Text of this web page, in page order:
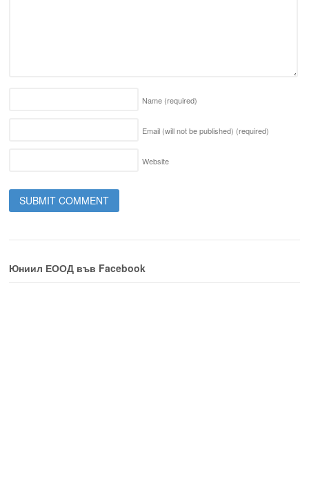
Name (required)
Email (will not be published) (required)
Website
Юниил ЕООД във Facebook